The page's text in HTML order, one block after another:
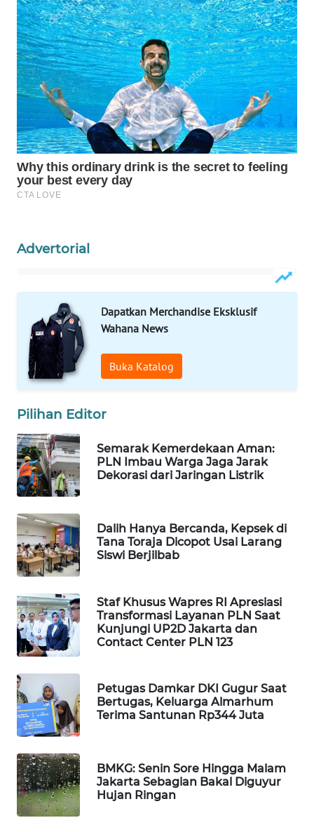
Advertorial
Dapatkan Merchandise Eksklusif
Wahana News
Buka Katalog
Pilihan Editor
Semarak Kemerdekaan Aman:
PLN Imbau Warga Jaga Jarak
Dekorasi dari Jaringan Listrik
Dalih Hanya Bercanda, Kepsek di
Tana Toraja Dicopot Usai Larang
Siswi Berjilbab
Staf Khusus Wapres RI Apresiasi
Transformasi Layanan PLN Saat
Kunjungi UP2D Jakarta dan
Contact Center PLN 123
Petugas Damkar DKI Gugur Saat
Bertugas, Keluarga Almarhum
Terima Santunan Rp344 Juta
BMKG: Senin Sore Hingga Malam
Jakarta Sebagian Bakal Diguyur
Hujan Ringan
WAHANA
TANI
WAHANA
ADVOKAT
WAHANA
INFRASTRUKTUR
WAHANA
KONSUMEN
TRAVEL
WAHANA
TV
WAHANANEWS
ID
WAHANANEWS
CO ID
WAHANANEWS
NET
WAHANA
SPORT
UMKM
WAHANA
SELEB
WAHANA
PERSONA
OTOMOTIF
WAHANA
HEALTH